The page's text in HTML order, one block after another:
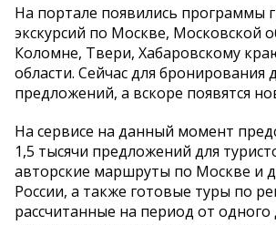
На портале появились программы
экскурсий по Москве, Московской
Коломне, Твери, Хабаровскому
области. Сейчас для бронирования
предложений, а вскоре появятся
На сервисе на данный момент
1,5 тысячи предложений для
авторские маршруты по Москве и
России, а также готовые туры по
рассчитанные на период от